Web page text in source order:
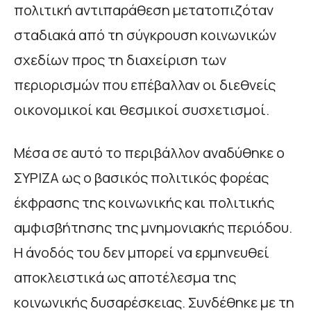
πολιτική αντιπαράθεση μετατοπιζόταν
σταδιακά από τη σύγκρουση κοινωνικών
σχεδίων προς τη διαχείριση των
περιορισμών που επέβαλλαν οι διεθνείς
οικονομικοί και θεσμικοί συσχετισμοί.
Μέσα σε αυτό το περιβάλλον αναδύθηκε ο
ΣΥΡΙΖΑ ως ο βασικός πολιτικός φορέας
έκφρασης της κοινωνικής και πολιτικής
αμφισβήτησης της μνημονιακής περιόδου.
Η άνοδός του δεν μπορεί να ερμηνευθεί
αποκλειστικά ως αποτέλεσμα της
κοινωνικής δυσαρέσκειας. Συνδέθηκε με τη